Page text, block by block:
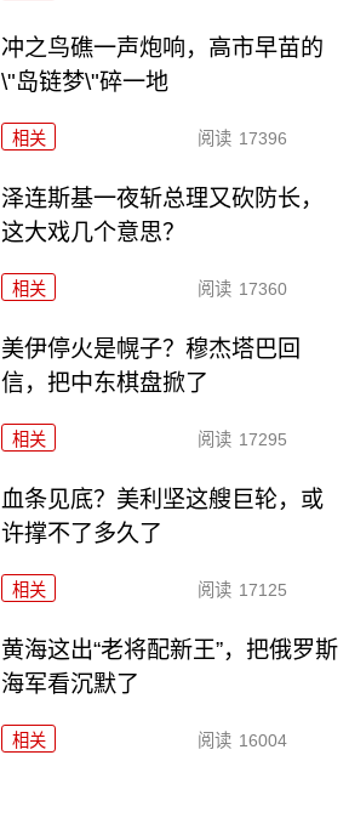
冲之鸟礁一声炮响，高市早苗的
\"岛链梦\"碎一地
相关 阅读 17396
泽连斯基一夜斩总理又砍防长，
这大戏几个意思？
相关 阅读 17360
美伊停火是幌子？穆杰塔巴回
信，把中东棋盘掀了
相关 阅读 17295
血条见底？美利坚这艘巨轮，或
许撑不了多久了
相关 阅读 17125
黄海这出“老将配新王”，把俄罗斯
海军看沉默了
相关 阅读 16004